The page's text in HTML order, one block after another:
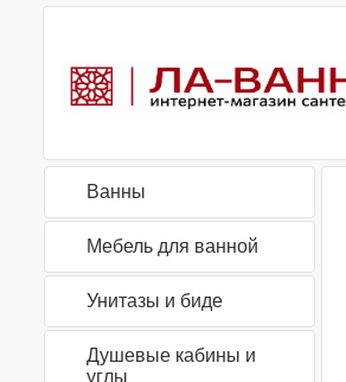
Ванны
Мебель для ванной
Унитазы и биде
Душевые кабины и
углы